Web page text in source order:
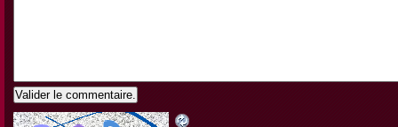
Valider le commentaire.